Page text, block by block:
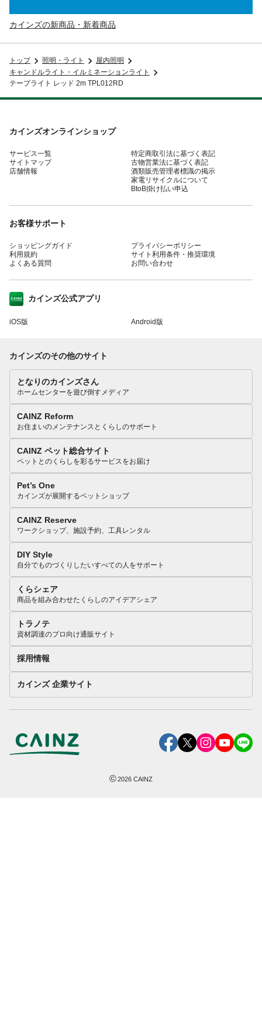
カインズの新商品・新着商品
トップ 照明・ライト
屋内照明
キャンドルライト・イルミネーションライト
テープライト レッド 2m TPL012RD
カインズオンラインショップ
サービス一覧
サイトマップ
店舗情報
特定商取引法に基づく表記
古物営業法に基づく表記
酒類販売管理者標識の掲示
家電リサイクルについて
BtoB掛け払い申込
お客様サポート
ショッピングガイド
利用規約
よくある質問
プライバシーポリシー
サイト利用条件・推奨環境
お問い合わせ
カインズ公式アプリ
iOS版 Android版
カインズのその他のサイト
となりのカインズさん
ホームセンターを遊び倒すメディア
CAINZ Reform
お住まいのメンテナンスとくらしのサポート
CAINZ ペット総合サイト
ペットとのくらしを彩るサービスをお届け
Pet’s One
カインズが展開するペットショップ
CAINZ Reserve
ワークショップ、施設予約、工具レンタル
DIY Style
自分でものづくりしたいすべての人をサポート
くらシェア
商品を組み合わせたくらしのアイデアシェア
トラノテ
資材調達のプロ向け通販サイト
採用情報
カインズ 企業サイト
©2026 CAINZ